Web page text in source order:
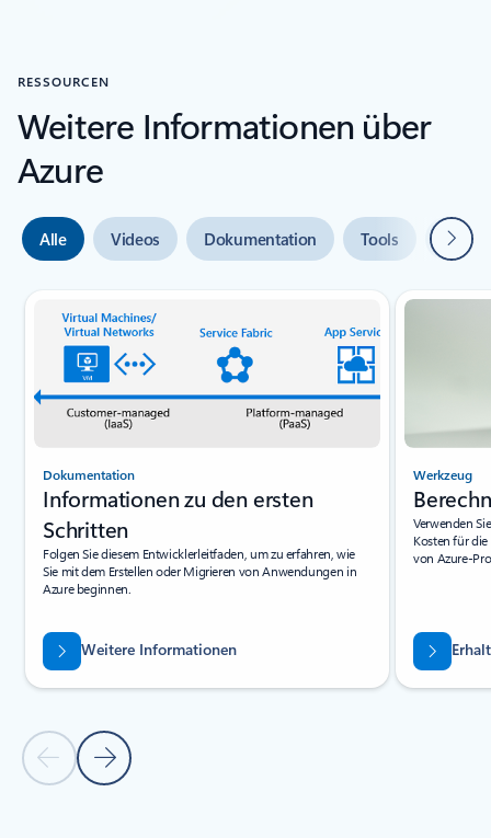
RESSOURCEN
Weitere Informationen über
Azure
Alle Videos Dokumentation Tools Weiter
Indikator für {0} {1} Folie
Vorherige FolieNächste Folie
Dokumentation
Informationen zu den ersten
Schritten
Folgen Sie diesem Entwicklerleitfaden, um zu erfahren, wie
Sie mit dem Erstellen oder Migrieren von Anwendungen in
Azure beginnen.
Weitere Informationen
Werkzeug
Verwenden
Kosten für
von Azure-